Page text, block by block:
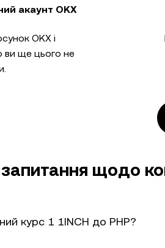
акаунт OKX
OKX і
ви ще цього не
щодо
курс 1 1INCH до PHP?